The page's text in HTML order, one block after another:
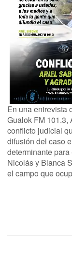
En una entrevista
Gualok FM 101.3,
conflicto judicial
difusión del caso
determinante
Nicolás y Blanca
el campo que